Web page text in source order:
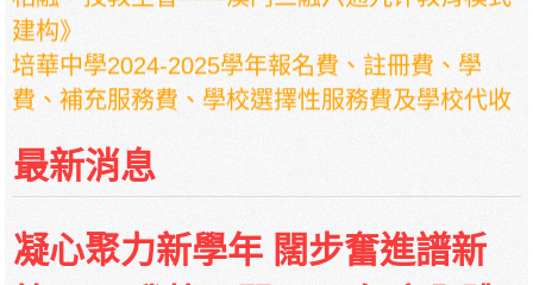
建构》
培華中學2024-2025學年報名費、註冊費、學
費、補充服務費、學校選擇性服務費及學校代收
項目
培華中學收費項目一覽表
停課通知
最新消息
凝心聚力新學年 闊步奮進譜新